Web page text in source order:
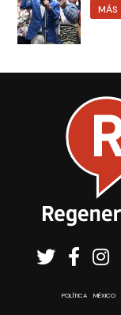
MÁS
POLÍTICA MÉXICO